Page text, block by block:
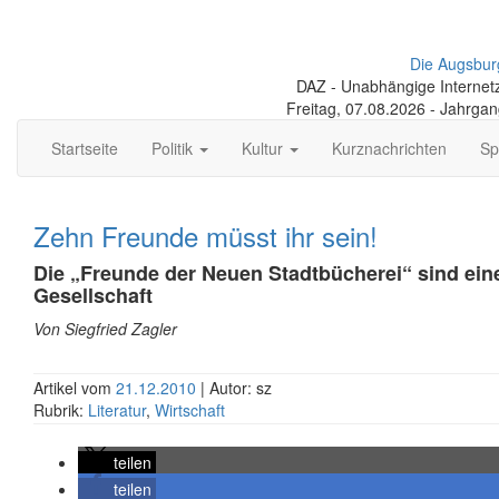
Die
DAZ - Unabhängige
Freitag, 07.08.2026 -
Startseite
Politik Kultur Kurznachrichten
Zehn Freunde müsst ihr sein!
Die „Freunde der Neuen Stadtbücherei“ sind
Gesellschaft
Von Siegfried Zagler
Artikel vom 21.12.2010 | Autor: sz
Rubrik: Literatur, Wirtschaft
teilen
teilen